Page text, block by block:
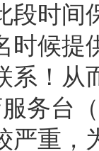
段时间
时候提
系！从
服务台
严重